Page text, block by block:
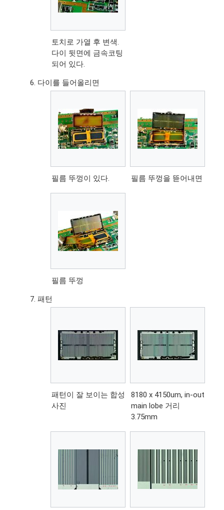
토치로 가열 후 변색.
다이 뒷면에 금속코팅
되어 있다.
다이를 들어올리면
필름 뚜껑이 있다. 필름 뚜껑을 뜯어내면
필름 뚜껑
패턴
패턴이 잘 보이는 합성
사진
8180 x 4150um, in-out
main lobe 거리
3.75mm